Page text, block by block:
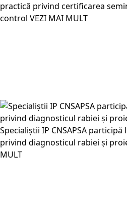
practică privind certificarea
control VEZI MAI MULT
Specialiștii IP CNSAPSA
privind diagnosticul rabiei și
MULT